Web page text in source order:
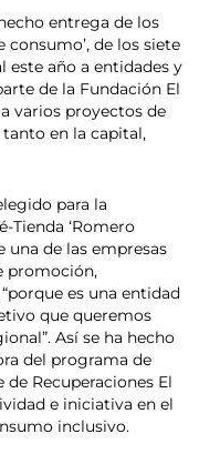
entrega de los
consumo’, de los siete
este año a entidades y
de la Fundación El
varios proyectos de
en la capital,
para la
Tienda ‘Romero
una de las empresas
promoción,
es una entidad
que queremos
Así se ha hecho
del programa de
de Recuperaciones El
e iniciativa en el
inclusivo.